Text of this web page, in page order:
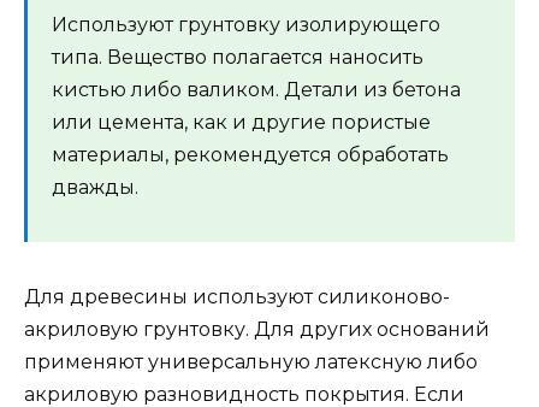
Используют грунтовку изолирующего
типа. Вещество полагается наносить
кистью либо валиком. Детали из бетона
или цемента, как и другие пористые
материалы, рекомендуется обработать
дважды.
Для древесины используют силиконово-
акриловую грунтовку. Для других оснований
применяют универсальную латексную либо
акриловую разновидность покрытия. Если